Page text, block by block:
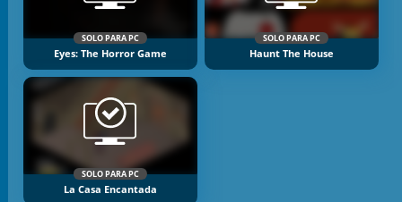
SOLO PARA PC
Eyes: The Horror Game
SOLO PARA PC
Haunt The House
SOLO PARA PC
La Casa Encantada